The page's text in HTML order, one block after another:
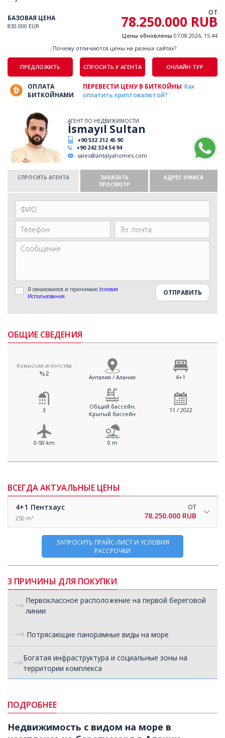
БАЗОВАЯ ЦЕНА
830.000 EUR
ОТ
78.250.000 RUB
Цены обновлены 07.08.2026, 15.44
ПРЕДЛОЖИТЬ СПРОСИТЬ У АГЕНТА ОНЛАЙН-ТУР
Почему отличаются цены на разных сайтах?
ОПЛАТА
БИТКОЙНАМИ
ПЕРЕВЕСТИ ЦЕНУ В БИТКОЙНЫ Как
оплатить криптовалютой?
АГЕНТ ПО НЕДВИЖИМОСТИ
İsmayıl Sultan
+90 532 212 45 90
+90 242 324 54 94
sales@antalyahomes.com
СПРОСИТЬ АГЕНТА
ЗАКАЗАТЬ
ПРОСМОТР
АДРЕС ОФИСА
Я ознакомился и принимаю Условия
Использования
ОБЩИЕ СВЕДЕНИЯ
Комиссия агентства
%2 Анталия / Алания 4+1
3
Общий бассейн,
Крытый бассейн
11 / 2022
0-50 km 0 m
ВСЕГДА АКТУАЛЬНЫЕ ЦЕНЫ
4+1 Пентхаус
250 m²
ОТ
78.250.000 RUB
ЗАПРОСИТЬ ПРАЙС-ЛИСТ И УСЛОВИЯ
РАССРОЧКИ
3 ПРИЧИНЫ ДЛЯ ПОКУПКИ
Первоклассное расположение на первой береговой
линии
Потрясающие панорамные виды на море
Богатая инфраструктура и социальные зоны на
территории комплекса
ПОДРОБНЕЕ
Недвижимость с видом на море в